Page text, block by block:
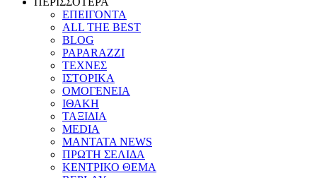
ΕΠΕΙΓΟΝΤΑ
ALL THE BEST
BLOG
PAPARAZZI
ΤΕΧΝΕΣ
ΙΣΤΟΡΙΚΑ
ΟΜΟΓΕΝΕΙΑ
ΙΘΑΚΗ
ΤΑΞΙΔΙΑ
MEDIA
MANTATA NEWS
ΠΡΩΤΗ ΣΕΛΙΔΑ
ΚΕΝΤΡΙΚΟ ΘΕΜΑ